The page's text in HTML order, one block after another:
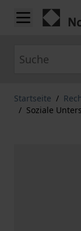
Zum Inhalt
Startseite /
/ Soziale